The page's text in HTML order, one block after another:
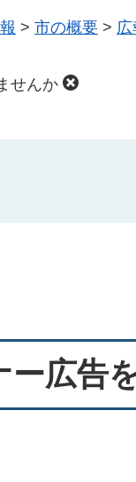
> 市の概要 > 広
せんか
広告